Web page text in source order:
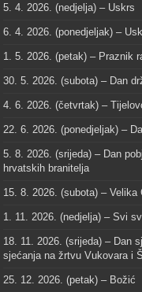
5. 4. 2026. (nedjelja) – Uskrs
6. 4. 2026. (ponedjeljak) –
1. 5. 2026. (petak) – Praznik
30. 5. 2026. (subota) – Dan
4. 6. 2026. (četvrtak) –
22. 6. 2026. (ponedjeljak) –
5. 8. 2026. (srijeda) – Dan
hrvatskih branitelja
15. 8. 2026. (subota) – Velika
1. 11. 2026. (nedjelja) – Svi
18. 11. 2026. (srijeda) – Dan
sjećanja na žrtvu Vukovara i
25. 12. 2026. (petak) – Božić